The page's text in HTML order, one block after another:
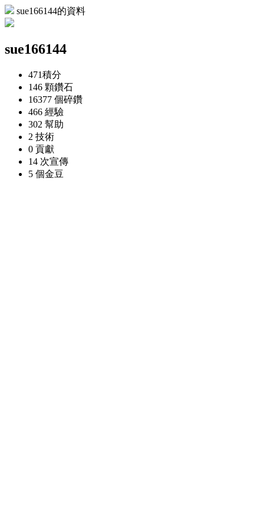
sue166144的資料
sue166144
471積分
146 顆鑽石
16377 個碎鑽
466 經驗
302 幫助
2 技術
0 貢獻
14 次宣傳
5 個金豆